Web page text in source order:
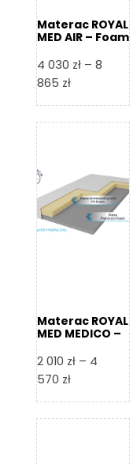
Materac ROYAL
MED AIR – Foam
4 030 zł – 8
865 złZakres
od
do
8
865 zł
Materac ROYAL
MED MEDICO –
2 010 zł – 4
570 złZakres
od